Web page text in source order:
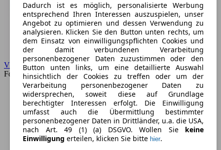
VW
Forum
Dadurch ist es möglich, personalisierte Werbung
entsprechend Ihren Interessen auszuspielen, unser
Angebot zu optimieren und dessen Verwendung zu
analysieren. Klicken Sie den Button unten rechts, um
dem Einsatz von einwilligungspflichten Cookies und
der damit verbundenen Verarbeitung
personenbezogener Daten zuzustimmen oder den
Button unten links, um eine detaillierte Auswahl
hinsichtlich der Cookies zu treffen oder um der
Verarbeitung personenbezogener Daten zu
widersprechen, soweit diese auf Grundlage
berechtigter Interessen erfolgt. Die Einwilligung
umfasst auch die Übermittlung bestimmter
personenbezogener Daten in Drittländer, u.a. die USA,
nach Art. 49 (1) (a) DSGVO. Wollen Sie keine
Einwilligung erteilen, klicken Sie bitte hier.